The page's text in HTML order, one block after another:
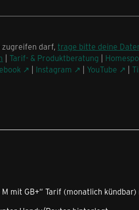
zugreifen darf, trage bitte deine
| Tarif- & Produktberatung |
| Instagram | YouTube |
mit GB+“ Tarif (monatlich kündbar)